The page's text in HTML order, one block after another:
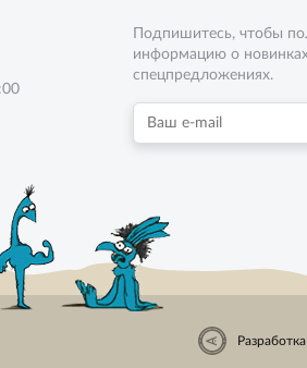
Подпишитесь, чтобы
информацию о
спецпредложениях.
Разработка